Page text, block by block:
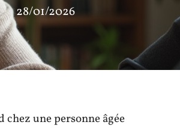
28/01/2026
une personne âgée